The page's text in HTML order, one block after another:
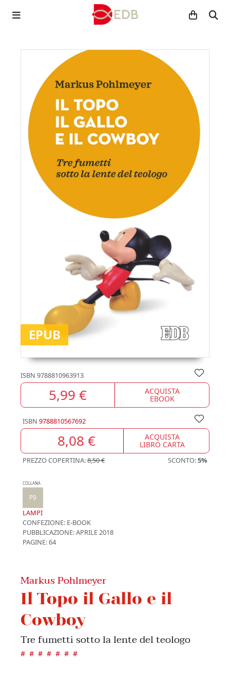
EPUB
ISBN 9788810963913
5,99 € ACQUISTA
EBOOK
ISBN 9788810567692
8,08 € ACQUISTA
LIBRO CARTA
PREZZO COPERTINA:8,50 € SCONTO:5%
COLLANA
P9
LAMPI
CONFEZIONE: E-BOOK
PUBBLICAZIONE:APRILE 2018
PAGINE: 64
Markus Pohlmeyer
Il Topo il Gallo e il
Cowboy
Tre fumetti sotto la lente del teologo
# # # # # # #